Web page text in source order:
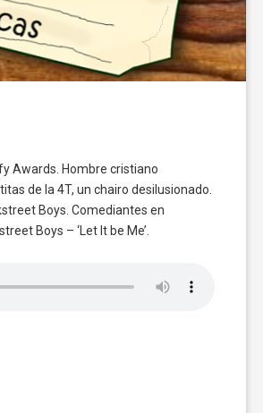
Awards. Hombre cristiano
de la 4T, un chairo desilusionado.
Boys. Comediantes en
Boys – ‘Let It be Me’.